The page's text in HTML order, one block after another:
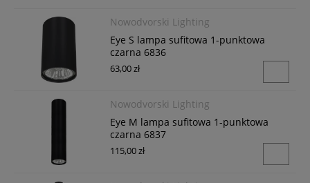
Nowodvorski Lighting
Eye S lampa sufitowa 1-punktowa
czarna 6836
63,00 zł
Nowodvorski Lighting
Eye M lampa sufitowa 1-punktowa
czarna 6837
115,00 zł